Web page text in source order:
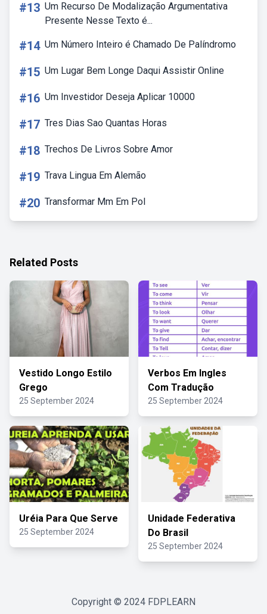
#13 Um Recurso De Modalização Argumentativa
Presente Nesse Texto é...
#14 Um Número Inteiro é Chamado De Palíndromo
#15 Um Lugar Bem Longe Daqui Assistir Online
#16 Um Investidor Deseja Aplicar 10000
#17 Tres Dias Sao Quantas Horas
#18 Trechos De Livros Sobre Amor
#19 Trava Lingua Em Alemão
#20 Transformar Mm Em Pol
Related Posts
Vestido Longo Estilo
Grego
25 September 2024
Verbos Em Ingles
Com Tradução
25 September 2024
Uréia Para Que Serve
25 September 2024
Unidade Federativa
Do Brasil
25 September 2024
Copyright © 2024 FDPLEARN